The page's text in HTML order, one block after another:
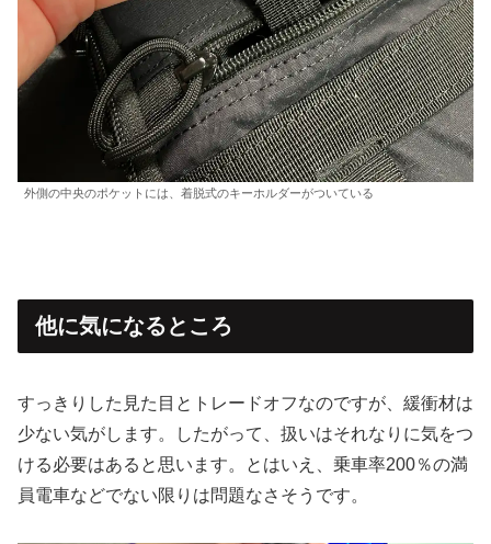
外側の中央のポケットには、着脱式のキーホルダーがついている
他に気になるところ
すっきりした見た目とトレードオフなのですが、緩衝材は
少ない気がします。したがって、扱いはそれなりに気をつ
ける必要はあると思います。とはいえ、乗車率200％の満
員電車などでない限りは問題なさそうです。